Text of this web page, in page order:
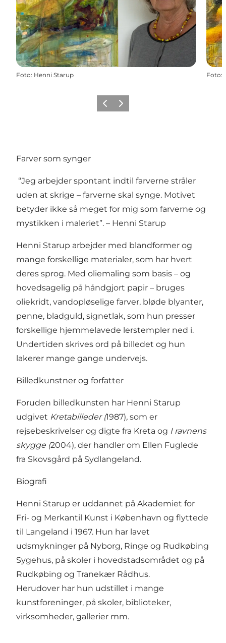
Foto: Henni Starup Foto:
ForrigeNæste
Farver som synger
“Jeg arbejder spontant indtil farverne stråler
uden at skrige – farverne skal synge. Motivet
betyder ikke så meget for mig som farverne og
mystikken i maleriet”. – Henni Starup
Henni Starup arbejder med blandformer og
mange forskellige materialer, som har hvert
deres sprog. Med oliemaling som basis – og
hovedsagelig på håndgjort papir – bruges
oliekridt, vandopløselige farver, bløde blyanter,
penne, bladguld, signetlak, som hun presser
forskellige hjemmelavede lerstempler ned i.
Undertiden skrives ord på billedet og hun
lakerer mange gange undervejs.
Billedkunstner og forfatter
Foruden billedkunsten har Henni Starup
udgivet Kretabilleder (1987), som er
rejsebeskrivelser og digte fra Kreta og I ravnens
skygge (2004), der handler om Ellen Fuglede
fra Skovsgård på Sydlangeland.
Biografi
Henni Starup er uddannet på Akademiet for
Fri- og Merkantil Kunst i København og flyttede
til Langeland i 1967. Hun har lavet
udsmykninger på Nyborg, Ringe og Rudkøbing
Sygehus, på skoler i hovedstadsområdet og på
Rudkøbing og Tranekær Rådhus.
Herudover har hun udstillet i mange
kunstforeninger, på skoler, biblioteker,
virksomheder, gallerier mm.